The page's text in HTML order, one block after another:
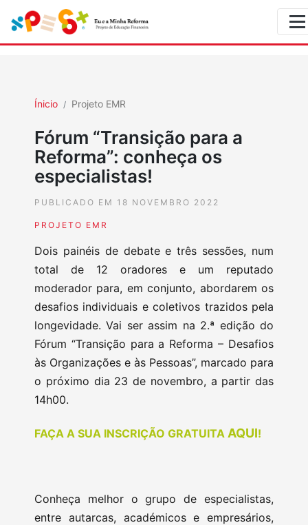
Ínicio Projeto EMR
Fórum “Transição para a
Reforma”: conheça os
especialistas!
PUBLICADO EM 18 NOVEMBRO 2022
PROJETO EMR
Dois painéis de debate e três sessões, num
total de 12 oradores e um reputado
moderador para, em conjunto, abordarem os
desafios individuais e coletivos trazidos pela
longevidade. Vai ser assim na 2.ª edição do
Fórum “Transição para a Reforma – Desafios
às Organizações e às Pessoas”, marcado para
o próximo dia 23 de novembro, a partir das
14h00.
FAÇA A SUA INSCRIÇÃO GRATUITA AQUI!
Conheça melhor o grupo de especialistas,
entre autarcas, académicos e empresários,